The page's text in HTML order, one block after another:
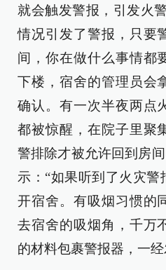
就会触发警报，引发火
情况引发了警报，只要
间，你在做什么事情都
下楼，宿舍的管理员会
确认。有一次半夜两点
都被惊醒，在院子里聚
警排除才被允许回到房
示：“如果听到了火灾
开宿舍。有吸烟习惯的
去宿舍的吸烟角，千万
的材料包裹警报器，一